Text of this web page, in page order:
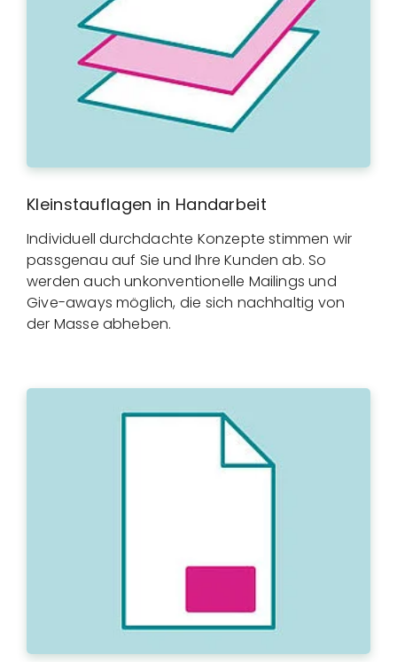
Kleinstauflagen in Handarbeit
Individuell durchdachte Konzepte stimmen wir
passgenau auf Sie und Ihre Kunden ab. So
werden auch unkonventionelle Mailings und
Give-aways möglich, die sich nachhaltig von
der Masse abheben.